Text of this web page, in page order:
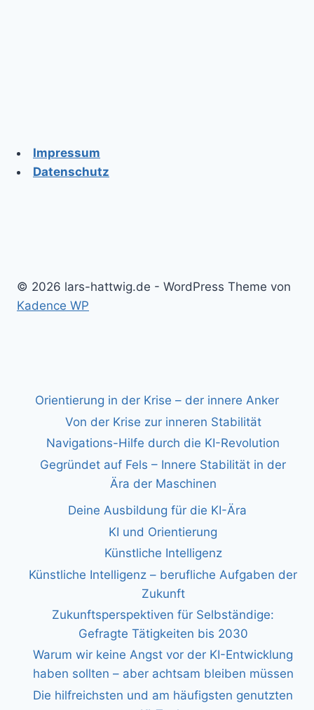
Impressum
Datenschutz
© 2026 lars-hattwig.de - WordPress Theme von
Kadence WP
Orientierung in der Krise – der innere Anker
Von der Krise zur inneren Stabilität
Navigations-Hilfe durch die KI-Revolution
Gegründet auf Fels – Innere Stabilität in der
Ära der Maschinen
Deine Ausbildung für die KI-Ära
KI und Orientierung
Künstliche Intelligenz
Künstliche Intelligenz – berufliche Aufgaben der
Zukunft
Zukunftsperspektiven für Selbständige:
Gefragte Tätigkeiten bis 2030
Warum wir keine Angst vor der KI-Entwicklung
haben sollten – aber achtsam bleiben müssen
Die hilfreichsten und am häufigsten genutzten